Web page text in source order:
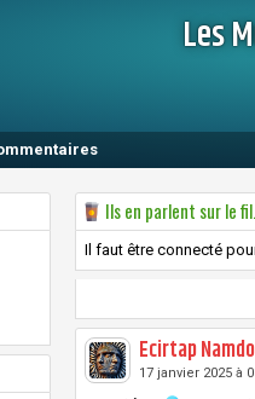
Les
Ils en parlent sur le
Il faut être connecté
Ecirtap
17 janvier 2025 à